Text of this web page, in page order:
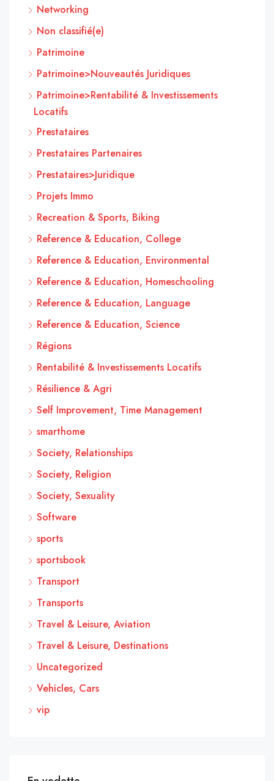
Networking
Non classifié(e)
Patrimoine
Patrimoine>Nouveautés Juridiques
Patrimoine>Rentabilité & Investissements
Locatifs
Prestataires
Prestataires Partenaires
Prestataires>Juridique
Projets Immo
Recreation & Sports, Biking
Reference & Education, College
Reference & Education, Environmental
Reference & Education, Homeschooling
Reference & Education, Language
Reference & Education, Science
Régions
Rentabilité & Investissements Locatifs
Résilience & Agri
Self Improvement, Time Management
smarthome
Society, Relationships
Society, Religion
Society, Sexuality
Software
sports
sportsbook
Transport
Transports
Travel & Leisure, Aviation
Travel & Leisure, Destinations
Uncategorized
Vehicles, Cars
vip